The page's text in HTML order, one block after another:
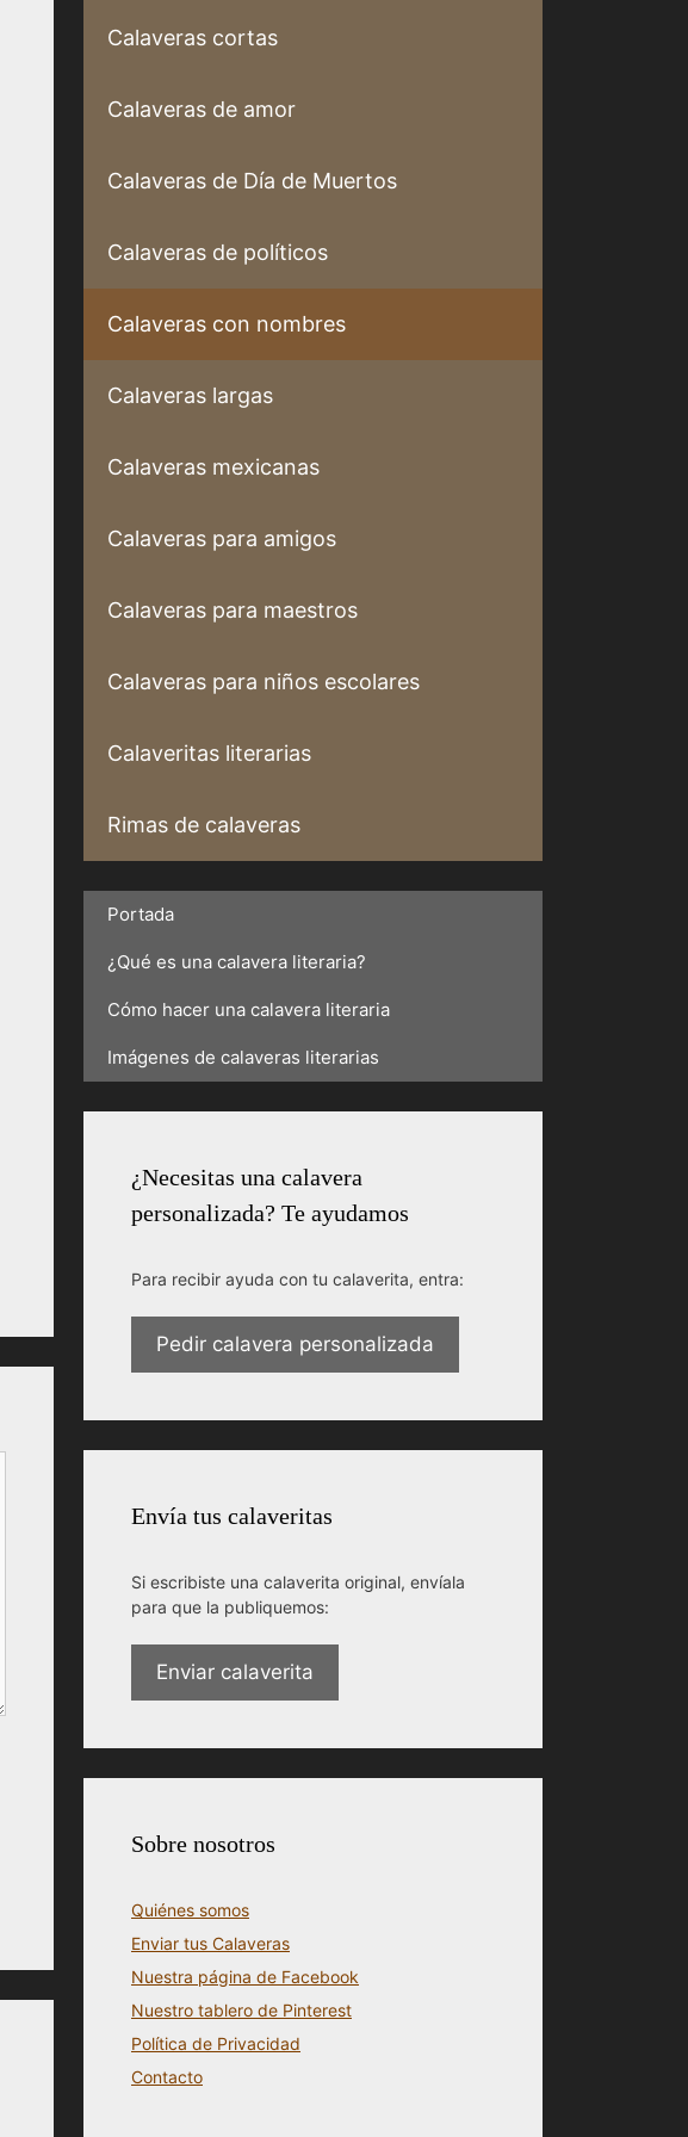
Calaveras cortas
Calaveras de amor
Calaveras de Día de Muertos
Calaveras de políticos
Calaveras con nombres
Calaveras largas
Calaveras mexicanas
Calaveras para amigos
Calaveras para maestros
Calaveras para niños escolares
Calaveritas literarias
Rimas de calaveras
Portada
¿Qué es una calavera literaria?
Cómo hacer una calavera literaria
Imágenes de calaveras literarias
¿Necesitas una calavera
personalizada? Te ayudamos
Para recibir ayuda con tu calaverita, entra:
Pedir calavera personalizada
Envía tus calaveritas
Si escribiste una calaverita original, envíala
para que la publiquemos:
Enviar calaverita
Sobre nosotros
Quiénes somos
Enviar tus Calaveras
Nuestra página de Facebook
Nuestro tablero de Pinterest
Política de Privacidad
Contacto